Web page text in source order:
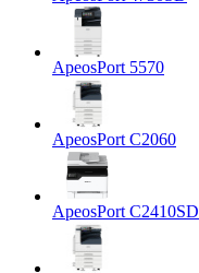
ApeosPort 5570
ApeosPort C2060
ApeosPort C2410SD